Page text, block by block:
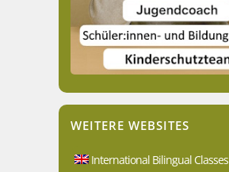
WEITERE WEBSITES
International Bilingual Classes